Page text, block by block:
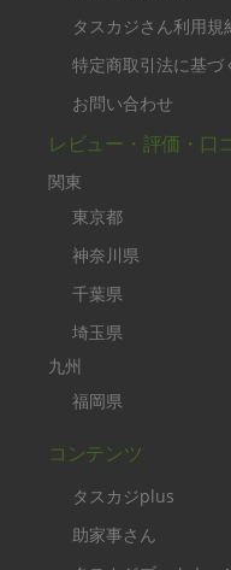
タスカジさん利用規
特定商取引法に基づ
お問い合わせ
レビュー・評価・口
関東
東京都
神奈川県
千葉県
埼玉県
九州
福岡県
コンテンツ
タスカジplus
助家事さん